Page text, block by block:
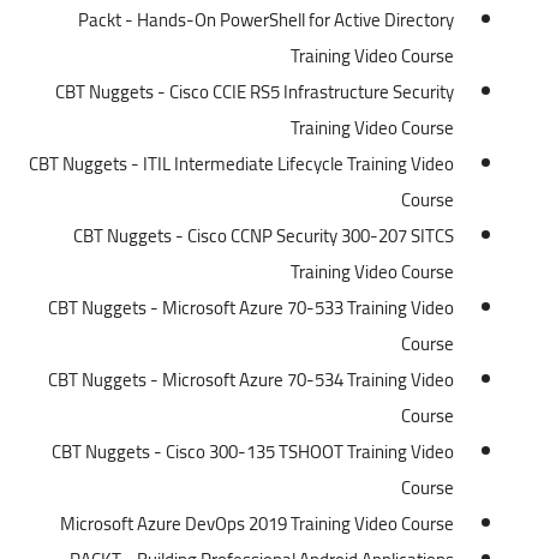
Packt - Hands-On PowerShell for Active Directory
Training Video Course
CBT Nuggets - Cisco CCIE RS5 Infrastructure Security
Training Video Course
CBT Nuggets - ITIL Intermediate Lifecycle Training Video
Course
CBT Nuggets - Cisco CCNP Security 300-207 SITCS
Training Video Course
CBT Nuggets - Microsoft Azure 70-533 Training Video
Course
CBT Nuggets - Microsoft Azure 70-534 Training Video
Course
CBT Nuggets - Cisco 300-135 TSHOOT Training Video
Course
Microsoft Azure DevOps 2019 Training Video Course